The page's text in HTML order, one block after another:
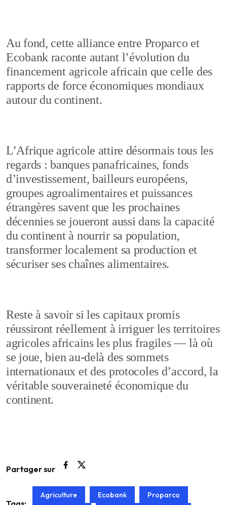
Au fond, cette alliance entre Proparco et
Ecobank raconte autant l’évolution du
financement agricole africain que celle des
rapports de force économiques mondiaux
autour du continent.
L’Afrique agricole attire désormais tous les
regards : banques panafricaines, fonds
d’investissement, bailleurs européens,
groupes agroalimentaires et puissances
étrangères savent que les prochaines
décennies se joueront aussi dans la capacité
du continent à nourrir sa population,
transformer localement sa production et
sécuriser ses chaînes alimentaires.
Reste à savoir si les capitaux promis
réussiront réellement à irriguer les territoires
agricoles africains les plus fragiles — là où
se joue, bien au-delà des sommets
internationaux et des protocoles d’accord, la
véritable souveraineté économique du
continent.
Partager sur
Agriculture Ecobank
Proparco